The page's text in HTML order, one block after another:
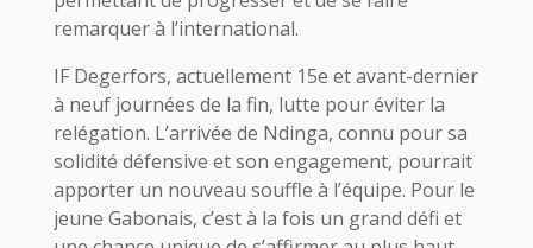
remarquer à l’international.
IF Degerfors, actuellement 15e et avant-dernier
à neuf journées de la fin, lutte pour éviter la
relégation. L’arrivée de Ndinga, connu pour sa
solidité défensive et son engagement, pourrait
apporter un nouveau souffle à l’équipe. Pour le
jeune Gabonais, c’est à la fois un grand défi et